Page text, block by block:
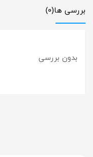
بررسی ها(0)
بدون بررسی